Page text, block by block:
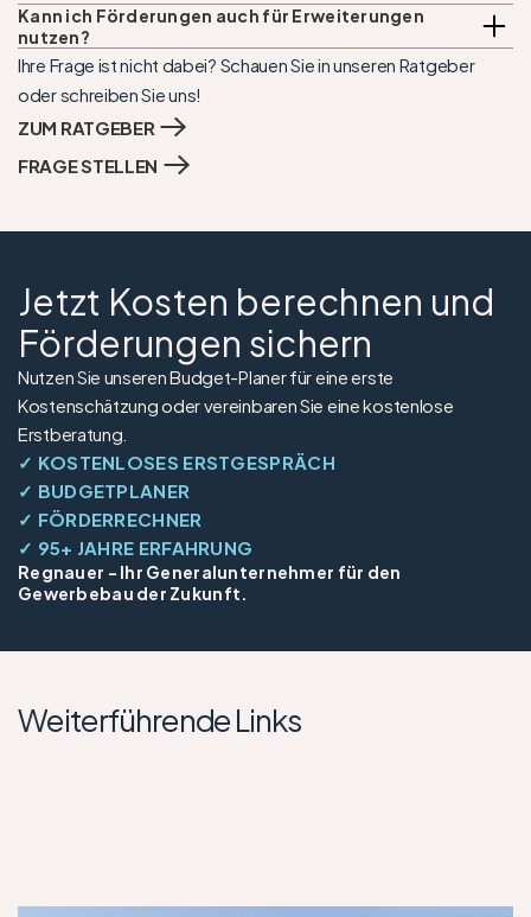
Kann ich Förderungen auch für Erweiterungen
nutzen?
Ihre Frage ist nicht dabei? Schauen Sie in unseren Ratgeber
oder schreiben Sie uns!
ZUM RATGEBER
FRAGE STELLEN
Jetzt Kosten berechnen und
Förderungen sichern
Nutzen Sie unseren Budget-Planer für eine erste
Kostenschätzung oder vereinbaren Sie eine kostenlose
Erstberatung.
✓ KOSTENLOSES ERSTGESPRÄCH
✓ BUDGETPLANER
✓ FÖRDERRECHNER
✓ 95+ JAHRE ERFAHRUNG
Regnauer - Ihr Generalunternehmer für den
Gewerbebau der Zukunft.
Weiterführende Links